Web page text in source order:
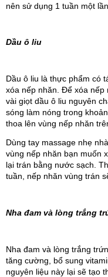
nên sử dụng 1 tuần một lần.
Dầu ô liu
Dầu ô liu là thực phẩm có
xóa nếp nhăn. Để xóa nếp
vài giọt dầu ô liu nguyên
sóng làm nóng trong
thoa lên vùng nếp nhăn
Dùng tay massage nhẹ
vùng nếp nhăn bạn muốn
lại trán bằng nước sạch.
tuần, nếp nhăn vùng trán
Nha đam và lòng trắng
Nha đam và lòng trắng
tăng cường, bổ sung
nguyên liệu này lại sẽ tạo